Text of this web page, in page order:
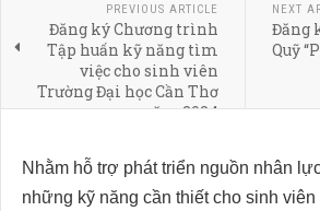
PREVIOUS ARTICLE
Đăng ký Chương trình
Tập huấn kỹ năng tìm
việc cho sinh viên
Trường Đại học Cần Thơ
năm 2024
NEXT
Đăng
Quỹ
Nhằm hỗ trợ phát triển nguồn nhân
những kỹ năng cần thiết cho sinh